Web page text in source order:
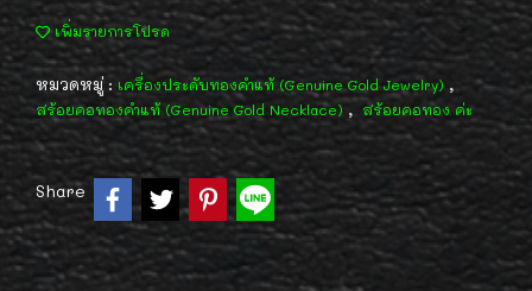
เพิ่มรายการโปรด
หมวดหมู่ : เครื่องประดับทองคำแท้ (Genuine Gold Jewelry) ,
สร้อยคอทองคำแท้ (Genuine Gold Necklace) , สร้อยคอทอง ค่ะ
Share